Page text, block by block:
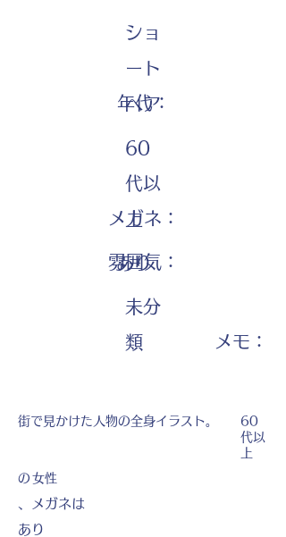
ショ
ート
ヘア
年代：
60
代以
上
メガネ：
あり
雰囲気：
未分
類
​メモ：
街で見かけた人物の全身イラスト。
60
代以
上
の 女性
、メガネは
あり